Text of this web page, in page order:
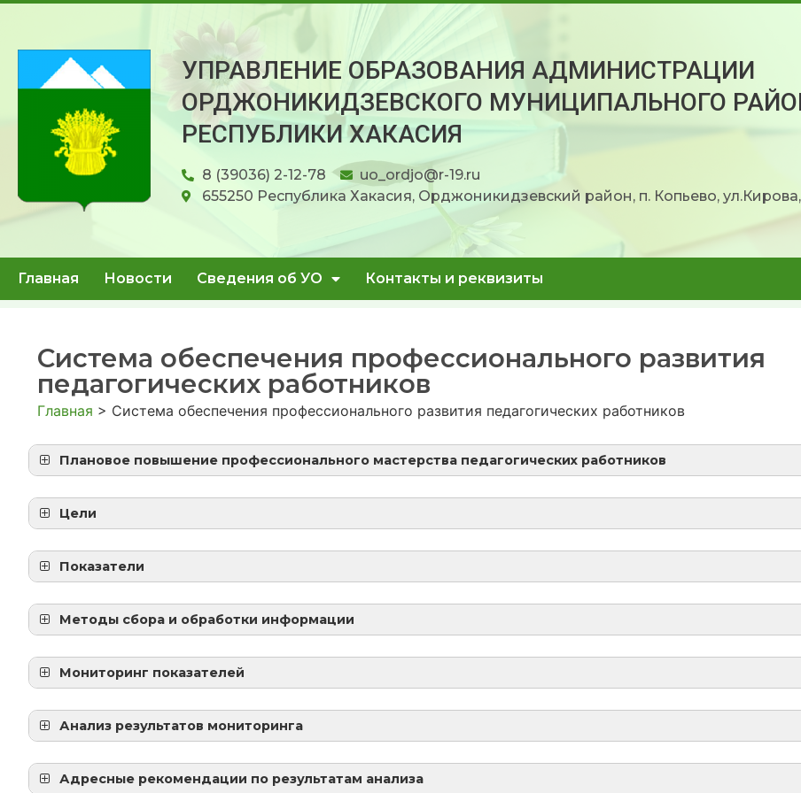
УПРАВЛЕНИЕ ОБРАЗОВАНИЯ АДМИНИСТРАЦИИ
ОРДЖОНИКИДЗЕВСКОГО МУНИЦИПАЛЬНОГО
РЕСПУБЛИКИ ХАКАСИЯ
8 (39036) 2-12-78
uo_ordjo@r-19.ru
655250 Республика Хакасия, Орджоникидзевский район, п. Копьево, ул.Кирова,
Главная Новости Сведения об УО Контакты и реквизиты
Система обеспечения профессионального развития
педагогических работников
Главная > Система обеспечения профессионального развития педагогических работников
Плановое повышение профессионального мастерства педагогических работников
ЕМД РМО МС ММА
Исследование профессиональной компетентности
Конкурсы
РШМП Созвездие
Цели
Показатели
Методы сбора и обработки информации
Мониторинг показателей
предметных компетенций (ПАПКА 1);
Анализ результатов мониторинга
Анализ РМК 2020-2021 учебный год
Адресные рекомендации по результатам анализа